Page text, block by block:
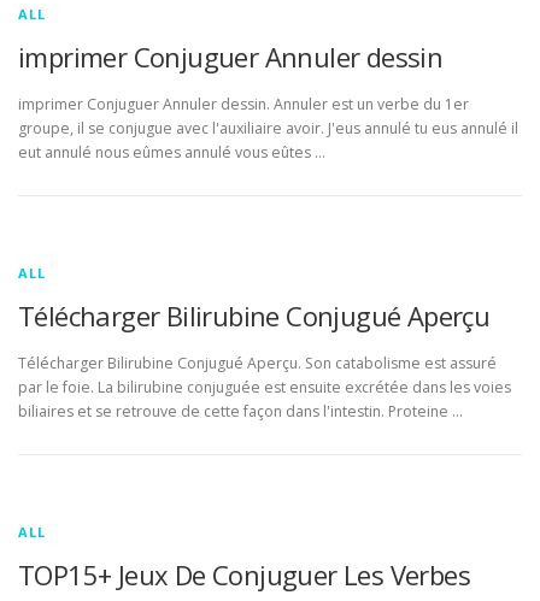
ALL
imprimer Conjuguer Annuler dessin
imprimer Conjuguer Annuler dessin. Annuler est un verbe du 1er
groupe, il se conjugue avec l'auxiliaire avoir. J'eus annulé tu eus annulé il
eut annulé nous eûmes annulé vous eûtes …
ALL
Télécharger Bilirubine Conjugué Aperçu
Télécharger Bilirubine Conjugué Aperçu. Son catabolisme est assuré
par le foie. La bilirubine conjuguée est ensuite excrétée dans les voies
biliaires et se retrouve de cette façon dans l'intestin. Proteine …
ALL
TOP15+ Jeux De Conjuguer Les Verbes